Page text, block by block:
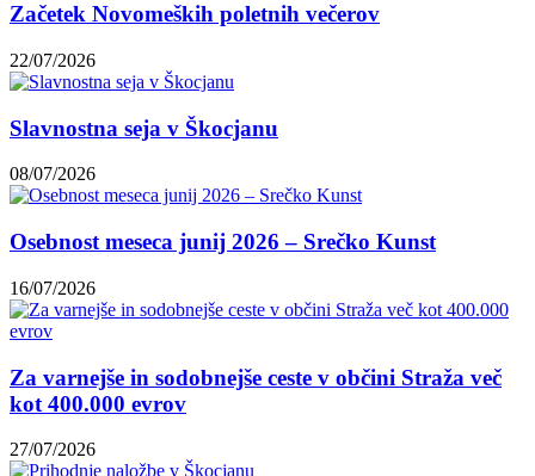
Začetek Novomeških poletnih večerov
22/07/2026
Slavnostna seja v Škocjanu
08/07/2026
Osebnost meseca junij 2026 – Srečko Kunst
16/07/2026
Za varnejše in sodobnejše ceste v občini Straža več
kot 400.000 evrov
27/07/2026